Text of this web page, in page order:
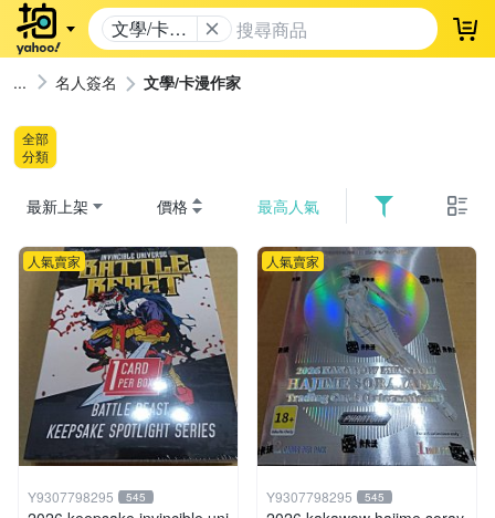
文學/卡漫
作家
登
名人簽名 文學/卡漫作家
全部
分類
最新上架 價格 最高人氣
人氣賣家
Y9307798295 545
人氣賣家
Y9307798295 545